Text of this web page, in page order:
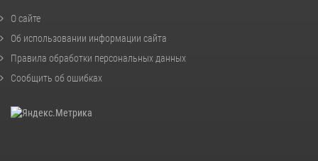
О сайте
Об использовании информации сайта
Правила обработки персональных данных
Сообщить об ошибках